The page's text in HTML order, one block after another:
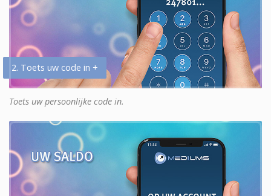
2. Toets uw code in +
Toets uw persoonlijke code in.